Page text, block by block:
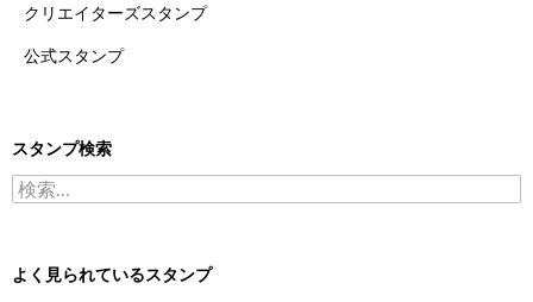
クリエイターズスタンプ
公式スタンプ
スタンプ検索
検索:
よく見られているスタンプ